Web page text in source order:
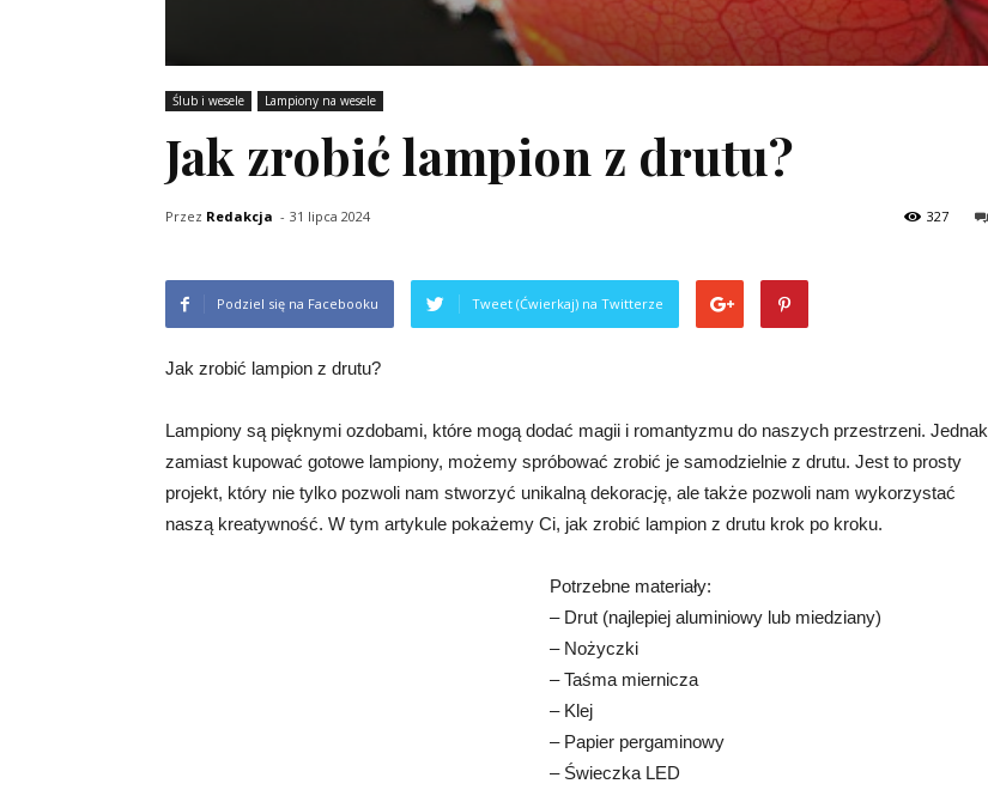
Ślub i wesele Lampiony na wesele
Jak zrobić lampion z drutu?
Przez Redakcja - 31 lipca 2024 327
Podziel się na Facebooku Tweet (Ćwierkaj) na Twitterze
Jak zrobić lampion z drutu?
Lampiony są pięknymi ozdobami, które mogą dodać magii i romantyzmu do naszych przestrzeni. Jednak
zamiast kupować gotowe lampiony, możemy spróbować zrobić je samodzielnie z drutu. Jest to prosty
projekt, który nie tylko pozwoli nam stworzyć unikalną dekorację, ale także pozwoli nam wykorzystać
naszą kreatywność. W tym artykule pokażemy Ci, jak zrobić lampion z drutu krok po kroku.
Potrzebne materiały:
– Drut (najlepiej aluminiowy lub miedziany)
– Nożyczki
– Taśma miernicza
– Klej
– Papier pergaminowy
– Świeczka LED